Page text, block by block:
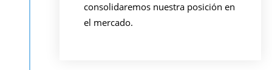
consolidaremos nuestra posición en
el mercado.